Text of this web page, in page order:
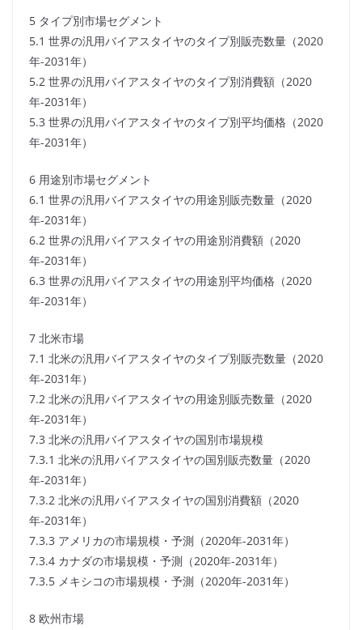
5 タイプ別市場セグメント
5.1 世界の汎用バイアスタイヤのタイプ別販売数量（2020
年-2031年）
5.2 世界の汎用バイアスタイヤのタイプ別消費額（2020
年-2031年）
5.3 世界の汎用バイアスタイヤのタイプ別平均価格（2020
年-2031年）
6 用途別市場セグメント
6.1 世界の汎用バイアスタイヤの用途別販売数量（2020
年-2031年）
6.2 世界の汎用バイアスタイヤの用途別消費額（2020
年-2031年）
6.3 世界の汎用バイアスタイヤの用途別平均価格（2020
年-2031年）
7 北米市場
7.1 北米の汎用バイアスタイヤのタイプ別販売数量（2020
年-2031年）
7.2 北米の汎用バイアスタイヤの用途別販売数量（2020
年-2031年）
7.3 北米の汎用バイアスタイヤの国別市場規模
7.3.1 北米の汎用バイアスタイヤの国別販売数量（2020
年-2031年）
7.3.2 北米の汎用バイアスタイヤの国別消費額（2020
年-2031年）
7.3.3 アメリカの市場規模・予測（2020年-2031年）
7.3.4 カナダの市場規模・予測（2020年-2031年）
7.3.5 メキシコの市場規模・予測（2020年-2031年）
8 欧州市場